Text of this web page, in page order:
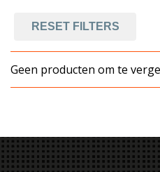
RESET FILTERS
Geen producten om te